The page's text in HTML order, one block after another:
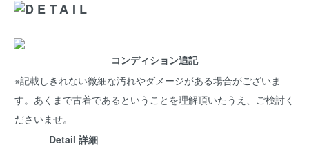
コンディション追記
※記載しきれない微細な汚れやダメージがある場合がございま
す。あくまで古着であるということを理解頂いたうえ、ご検討く
ださいませ。
Detail 詳細